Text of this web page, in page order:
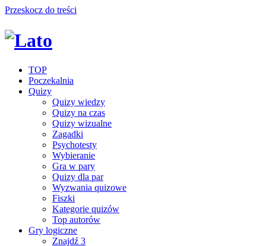
Przeskocz do treści
TOP
Poczekalnia
Quizy
Quizy wiedzy
Quizy na czas
Quizy wizualne
Zagadki
Psychotesty
Wybieranie
Gra w pary
Quizy dla par
Wyzwania quizowe
Fiszki
Kategorie quizów
Top autorów
Gry logiczne
Znajdź 3